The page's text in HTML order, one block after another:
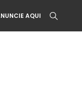
AQUI